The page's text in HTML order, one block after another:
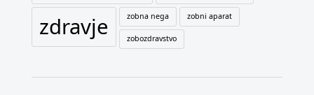
zdravje zobna nega zobni aparat
zobozdravstvo